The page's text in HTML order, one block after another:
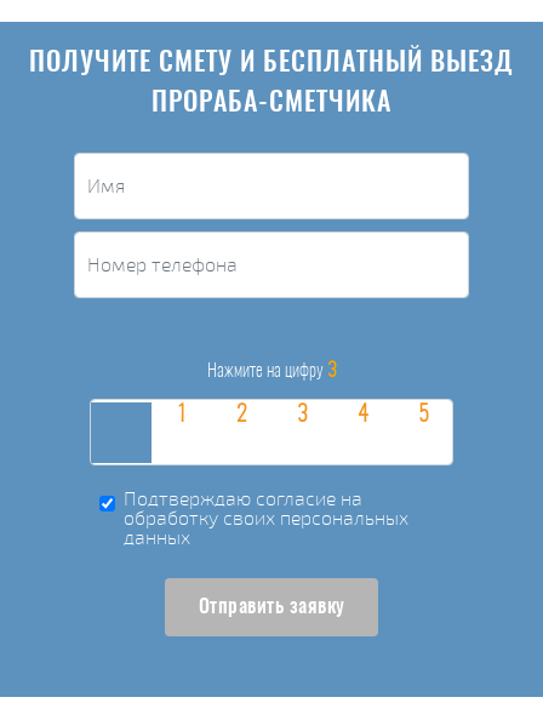
ПОЛУЧИТЕ СМЕТУ И БЕСПЛАТНЫЙ ВЫЕЗД
ПРОРАБА-СМЕТЧИКА
Нажмите на цифру 3
Подтверждаю согласие на
обработку своих персональных
данных
Отправить заявку